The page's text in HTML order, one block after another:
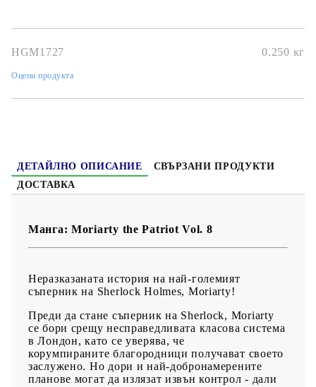
Дата на издаване:
Жанр:Mystery, Shounen, Psychological
HGM1727 0.250 кг
Оцени продукта
ДЕТАЙЛНО ОПИСАНИЕ
СВЪРЗАНИ ПРОДУКТИ
ДОСТАВКА
Манга: Moriarty the Patriot Vol. 8
Неразказаната история на най-големият
съперник на Sherlock Holmes, Moriarty!
Преди да стане съперник на Sherlock, Moriarty
се бори срещу несправедливата класова система
в Лондон, като се уверява, че
корумпираните благородници получават своето
заслужено. Но дори и най-добронамерените
планове могат да излязат извън контрол - дали